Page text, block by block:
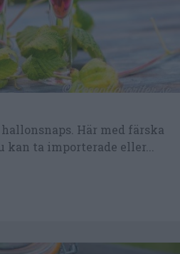
Här med färska
ta importerade eller...